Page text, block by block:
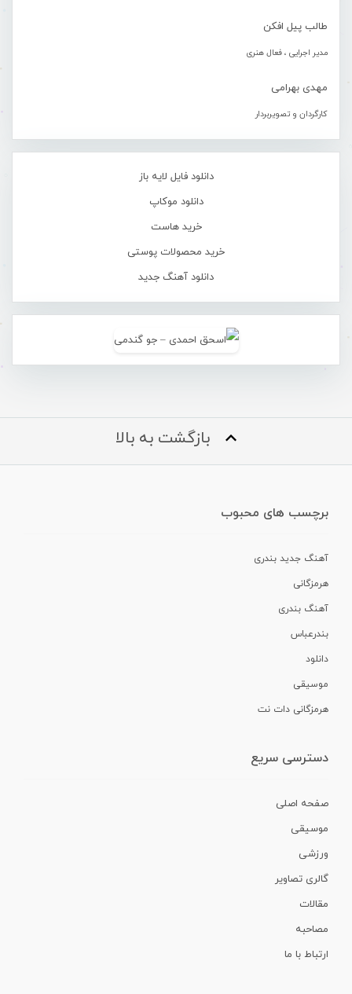
طالب پیل افکن
مدیر اجرایی ، فعال هنری
مهدی بهرامی
کارگردان و تصویربردار
دانلود فایل لایه باز
دانلود موکاپ
خرید هاست
خرید محصولات پوستی
دانلود آهنگ جدید
بازگشت به بالا
برچسب های محبوب
آهنگ جدید بندری
هرمزگانی
آهنگ بندری
بندرعباس
دانلود
موسیقی
هرمزگانی دات نت
دسترسی سریع
صفحه اصلی
موسیقی
ورزشی
گالری تصاویر
مقالات
مصاحبه
ارتباط با ما